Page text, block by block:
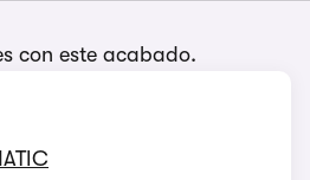
con este acabado.